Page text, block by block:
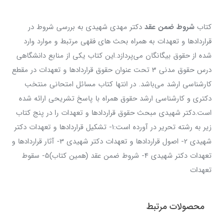
کتاب شروط ضمن عقد دکتر مهدی شهیدی به بررسی شروط در
قراردادها و تعهدات به همراه بحث های فقهی مرتبط و موارد وارد
شده از حقوق بیگانگان می‌پردازد.این کتاب یکی از منابع دانشگاهی
درس حقوق مدنی 3 تحت عنوان حقوق قراردادها و تعهدات در مقطع
کارشناسی ارشد می‌باشد. در انتها کتاب مسائل امتحانی منتخب
دکتری و کارشناسی ارشد حقوق همراه با پاسخ تشریحی ارائه شده
است.دکتر شهیدی مبحث حقوق قراردادها و تعهدات را در پنج کتاب
زیر به رشته تحریر در آورده است:1- تشکیل قراردادها و تعهدات دکتر
شهیدی 2- اصول قراردادها و تعهدات دکتر شهیدی 3- آثار قراردادها و
تعهدات دکتر شهیدی 4- شروط ضمن عقد (همین کتاب)5- سقوط
تعهدات
محصولات مرتبط